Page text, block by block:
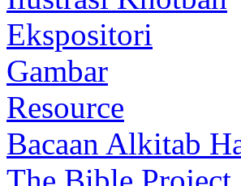
Ekspositori
Gambar
Resource
Bacaan Alkitab